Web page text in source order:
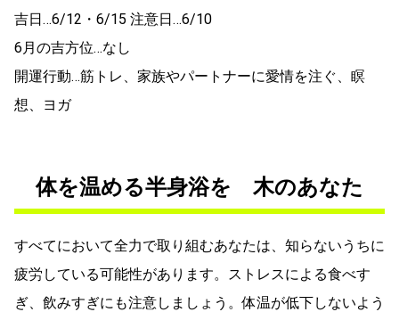
吉日…6/12・6/15 注意日…6/10
6月の吉方位…なし
開運行動…筋トレ、家族やパートナーに愛情を注ぐ、瞑
想、ヨガ
体を温める半身浴を 木のあなた
すべてにおいて全力で取り組むあなたは、知らないうちに
疲労している可能性があります。ストレスによる食べす
ぎ、飲みすぎにも注意しましょう。体温が低下しないよう